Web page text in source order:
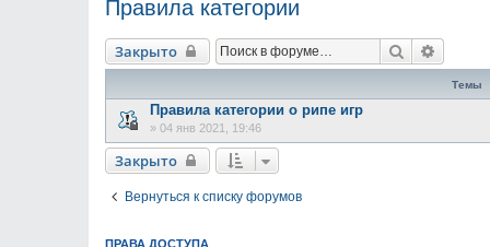
Правила категории
Закрыто Поиск
Темы
Правила категории о рипе игр
» 04 янв 2021, 19:46
Закрыто
Вернуться к списку форумов
ПРАВА ДОСТУПА